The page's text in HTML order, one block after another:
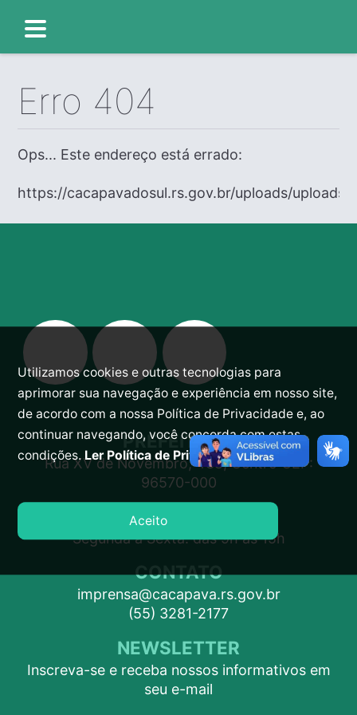
Erro 404
Ops... Este endereço está errado:
https://cacapavadosul.rs.gov.br/uploads/
PREFEITURA
Rua XV de Novembro, 438, Centro CEP:
96570-000
ATENDIMENTO
Segunda a Sexta: das 9h às 15h
CONTATO
imprensa@cacapava.rs.gov.br
(55) 3281-2177
NEWSLETTER
Inscreva-se e receba nossos informativos em
seu e-mail
Utilizamos cookies e outras tecnologias para
aprimorar sua navegação e experiência em nosso site,
de acordo com a nossa Política de Privacidade e, ao
continuar navegando, você concorda com estas
condições.Ler Política de Privacidade.
Aceito